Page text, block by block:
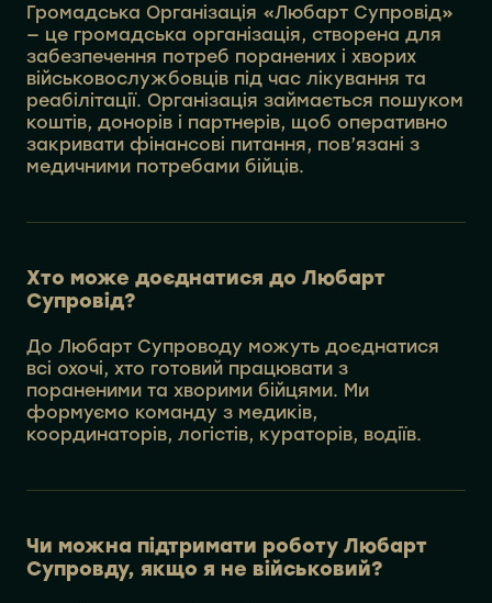
Громадська Організація «Любарт Супровід»
— це громадська організація, створена для
забезпечення потреб поранених і хворих
військовослужбовців під час лікування та
реабілітації. Організація займається пошуком
коштів, донорів і партнерів, щоб оперативно
закривати фінансові питання, пов’язані з
медичними потребами бійців.
Хто може доєднатися до Любарт
Супровід?
До Любарт Супроводу можуть доєднатися
всі охочі, хто готовий працювати з
пораненими та хворими бійцями. Ми
формуємо команду з медиків,
координаторів, логістів, кураторів, водіїв.
Чи можна підтримати роботу Любарт
Супровду, якщо я не військовий?